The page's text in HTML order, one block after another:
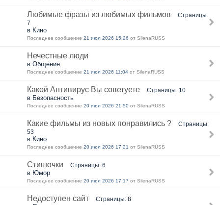
Любимые фразы из любимых фильмов
Страницы:
7
в Кино
Последнее сообщение 21 июл 2026 15:26 от SilenaRUSS
Нечестные люди
в Общение
Последнее сообщение 21 июл 2026 11:04 от SilenaRUSS
Какой Антивирус Вы советуете Страницы: 10
в Безопасность
Последнее сообщение 20 июл 2026 21:50 от SilenaRUSS
Какие фильмы из новых понравились ?
Страницы:
53
в Кино
Последнее сообщение 20 июл 2026 17:21 от SilenaRUSS
Стишочки Страницы: 6
в Юмор
Последнее сообщение 20 июл 2026 17:17 от SilenaRUSS
Недоступен сайт Страницы: 8